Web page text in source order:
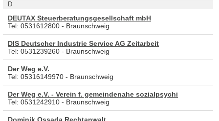
D
DEUTAX Steuerberatungsgesellschaft mbH
Tel: 0531612800 - Braunschweig
DIS Deutscher Industrie Service AG Zeitarbeit
Tel: 0531239260 - Braunschweig
Der Weg e.V.
Tel: 05316149970 - Braunschweig
Der Weg e.V. - Verein f. gemeindenahe sozialpsychi
Tel: 0531242910 - Braunschweig
Dominik Ossada Rechtanwalt